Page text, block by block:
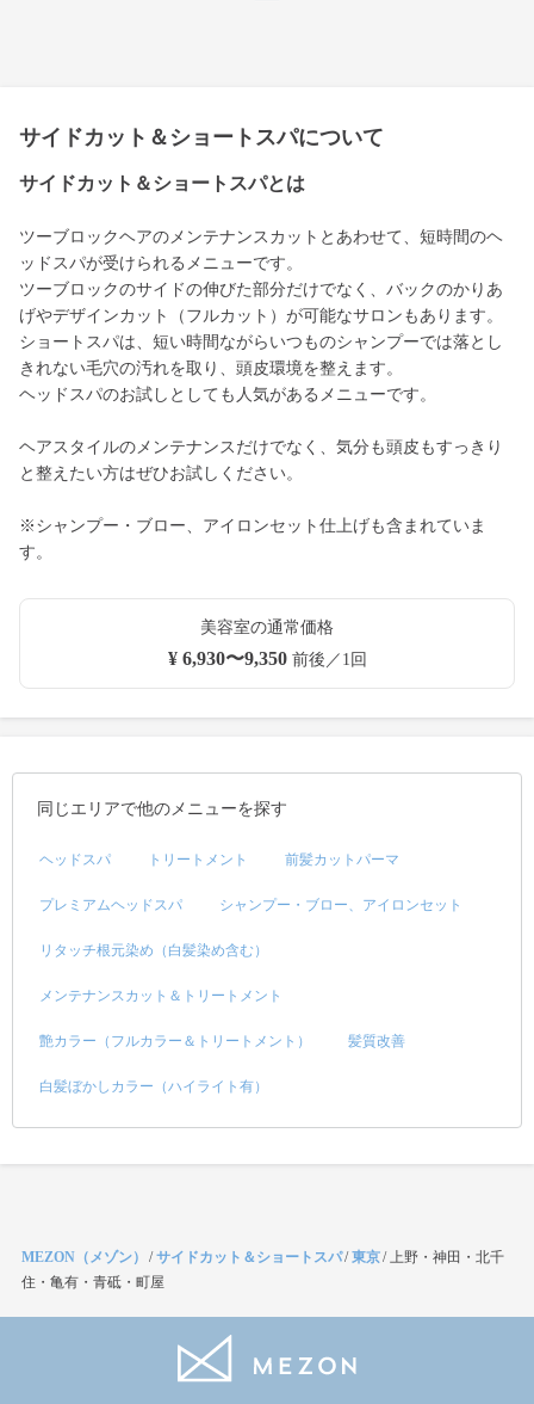
サイドカット＆ショートスパについて
サイドカット＆ショートスパとは
ツーブロックヘアのメンテナンスカットとあわせて、短時間のヘ
ッドスパが受けられるメニューです。
ツーブロックのサイドの伸びた部分だけでなく、バックのかりあ
げやデザインカット（フルカット）が可能なサロンもあります。
ショートスパは、短い時間ながらいつものシャンプーでは落とし
きれない毛穴の汚れを取り、頭皮環境を整えます。
ヘッドスパのお試しとしても人気があるメニューです。
ヘアスタイルのメンテナンスだけでなく、気分も頭皮もすっきり
と整えたい方はぜひお試しください。
※シャンプー・ブロー、アイロンセット仕上げも含まれていま
す。
美容室の通常価格
¥ 6,930〜9,350前後／1回
同じエリアで他のメニューを探す
ヘッドスパ トリートメント 前髪カットパーマ
プレミアムヘッドスパ シャンプー・ブロー、アイロンセット
リタッチ根元染め（白髪染め含む）
メンテナンスカット＆トリートメント
艶カラー（フルカラー＆トリートメント） 髪質改善
白髪ぼかしカラー（ハイライト有）
MEZON（メゾン） /サイドカット＆ショートスパ/東京/上野・神田・北千
住・亀有・青砥・町屋